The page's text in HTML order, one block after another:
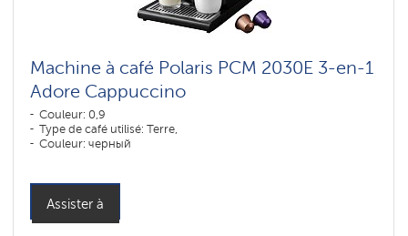
Machine à café Polaris PCM 2030E 3-en-1
Adore Cappuccino
Couleur: 0,9
Type de café utilisé: Terre,
Couleur: черный
Assister à